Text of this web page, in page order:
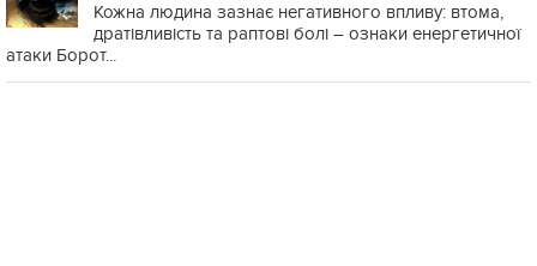
Кожна людина зазнає негативного впливу: втома,
дратівливість та раптові болі – ознаки енергетичної
атаки Борот...